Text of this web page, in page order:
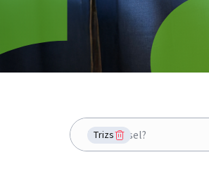
Hol keresel?
Trizs